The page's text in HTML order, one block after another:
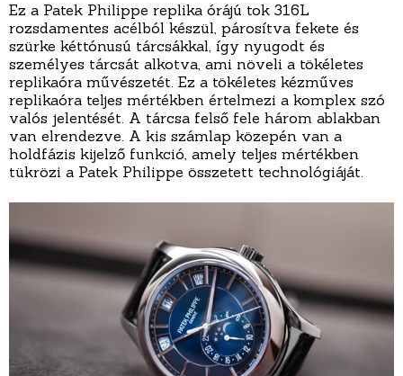
Ez a Patek Philippe replika órájú tok 316L
rozsdamentes acélból készül, párosítva fekete és
szürke kéttónusú tárcsákkal, így nyugodt és
személyes tárcsát alkotva, ami növeli a tökéletes
replikaóra művészetét. Ez a tökéletes kézműves
replikaóra teljes mértékben értelmezi a komplex szó
valós jelentését. A tárcsa felső fele három ablakban
van elrendezve. A kis számlap közepén van a
holdfázis kijelző funkció, amely teljes mértékben
tükrözi a Patek Philippe összetett technológiáját.